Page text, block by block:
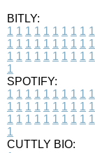
BITLY:
1 1 1 1 1 1 1 1 1 1
1 1 1 1 1 1 1 1 1 1
1 1 1 1 1 1 1 1 1 1
1
SPOTIFY:
1 1 1 1 1 1 1 1 1 1
1 1 1 1 1 1 1 1 1 1
1 1 1 1 1 1 1 1 1 1
1
CUTTLY BIO: